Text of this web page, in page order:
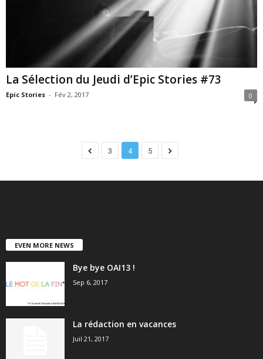
La Sélection du Jeudi d’Epic Stories #73
Epic Stories - Fév 2, 2017 0
3 4 5
EVEN MORE NEWS
Bye bye OAI13 !
Sep 6, 2017
La rédaction en vacances
Juil 21, 2017